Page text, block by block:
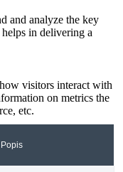
and analyze the key
in delivering a
visitors interact with
on metrics the
etc.
Popis